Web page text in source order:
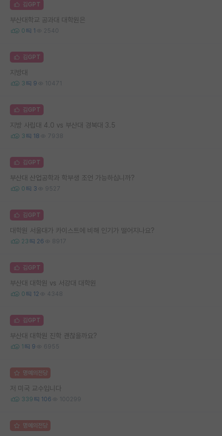
김GPT
부산대학교 공과대 대학원은
0 1 2540
김GPT
지방대
3 9 10471
김GPT
지방 사립대 4.0 vs 부산대 경북대 3.5
3 18 7938
김GPT
부산대 산업공학과 학부생 조언 가능하십니까?
0 3 9527
김GPT
대학원 서울대가 카이스트에 비해 인기가 떨어지나요?
23 26 8917
김GPT
부산대 대학원 vs 서강대 대학원
0 12 4348
김GPT
부산대 대학원 진학 괜찮을까요?
1 9 6955
명예의전당
저 미국 교수입니다
339 106 100299
명예의전당